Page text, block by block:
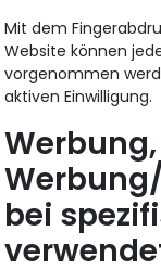
Mit dem
Website können
vorgenommen
aktiven Einwilligung.
bei